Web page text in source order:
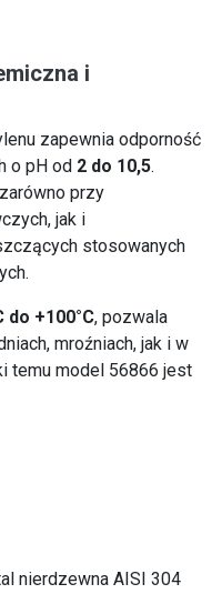
i
zapewnia odporność
o pH od 2 do 10,5.
przy
jak i
stosowanych
do +100°C, pozwala
mroźniach, jak i w
temu model 56866 jest
nierdzewna AISI 304